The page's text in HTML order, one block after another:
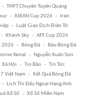
THPT Chuyên Tuyên Quang
ASEAN Cup 2026
Iran
Luật Giao Dịch Điện Tử
Khánh Sky
AFF Cup 2026
2026 Bóng Đá
Báo Bóng Đá
Yamal
Nguyễn Xuân Son
Xã Hội Tin Bão
Tin Tức
Việt Nam
Kết Quả Bóng Đá
Lịch Thi Đấu Ngoại Hạng Anh
Xổ Số Xổ Số Miền Nam